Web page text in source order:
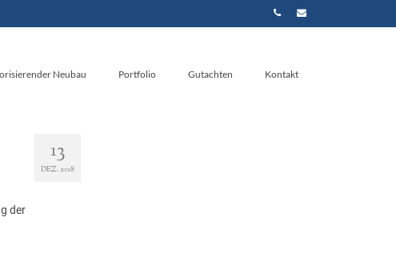
Neubau Portfolio Gutachten Kontakt
13
DEZ. 2018
der